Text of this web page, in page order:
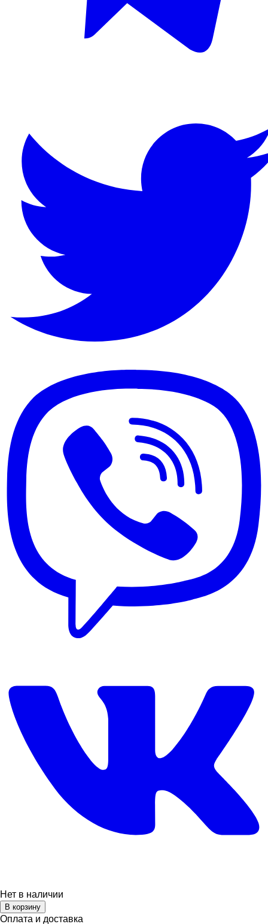
Нет в наличии
В корзину
Оплата и доставка